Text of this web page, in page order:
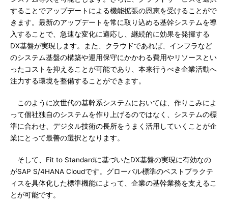
することでアップデートによる機能拡張の恩恵を受けることがで
きます。最新のアップデートを常に取り込める基幹システムを導
入することで、急速な変化に適応し、継続的に効果を発揮する
DX基盤が実現します。また、クラウドであれば、インフラなど
のシステム基盤の構築や運用保守にかかわる費用やリソースとい
ったコストを抑えることが可能であり、本来行うべき企業活動へ
注力する環境を整備することができます。
このように次世代の基幹系システムにおいては、作りこみによ
って個社独自のシステムを作り上げるのではなく、システムの標
準に合わせ、デジタル技術の長所をうまく活用していくことが企
業にとって最善の選択となります。
そして、Fit to Standardに基づいたDX基盤の実現に有効なの
がSAP S/4HANA Cloudです。グローバル標準のベストプラクテ
ィスを具体化した標準機能によって、企業の基幹業務を支えるこ
とが可能です。